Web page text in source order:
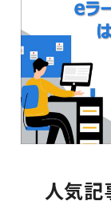
人気記